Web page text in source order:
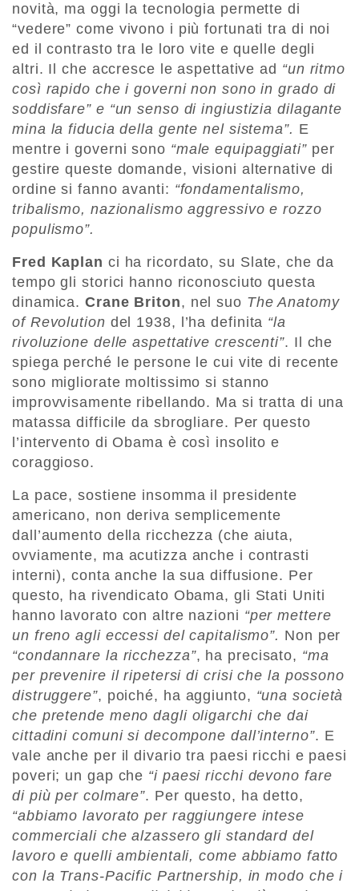
novità, ma oggi la tecnologia permette di
“vedere” come vivono i più fortunati tra di noi
ed il contrasto tra le loro vite e quelle degli
altri. Il che accresce le aspettative ad “un ritmo
così rapido che i governi non sono in grado di
soddisfare” e “un senso di ingiustizia dilagante
mina la fiducia della gente nel sistema”. E
mentre i governi sono “male equipaggiati”per
gestire queste domande, visioni alternative di
ordine si fanno avanti: “fondamentalismo,
tribalismo, nazionalismo aggressivo e rozzo
populismo”.
Fred Kaplan ci ha ricordato, su Slate, che da
tempo gli storici hanno riconosciuto questa
dinamica.Crane Briton, nel suo The Anatomy
of Revolution del 1938, l’ha definita “la
rivoluzione delle aspettative crescenti”. Il che
spiega perché le persone le cui vite di recente
sono migliorate moltissimo si stanno
improvvisamente ribellando. Ma si tratta di una
matassa difficile da sbrogliare. Per questo
l’intervento di Obama è così insolito e
coraggioso.
La pace, sostiene insomma il presidente
americano, non deriva semplicemente
dall’aumento della ricchezza (che aiuta,
ovviamente, ma acutizza anche i contrasti
interni), conta anche la sua diffusione. Per
questo, ha rivendicato Obama, gli Stati Uniti
hanno lavorato con altre nazioni “per mettere
un freno agli eccessi del capitalismo”. Non per
“condannare la ricchezza”, ha precisato, “ma
per prevenire il ripetersi di crisi che la possono
distruggere”, poiché, ha aggiunto, “una società
che pretende meno dagli oligarchi che dai
cittadini comuni si decompone dall’interno”. E
vale anche per il divario tra paesi ricchi e paesi
poveri; un gap che “i paesi ricchi devono fare
di più per colmare”. Per questo, ha detto,
“abbiamo lavorato per raggiungere intese
commerciali che alzassero gli standard del
lavoro e quelli ambientali, come abbiamo fatto
con la Trans-Pacific Partnership, in modo che i